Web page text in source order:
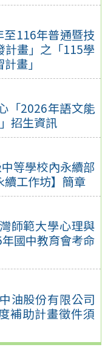
116年普通暨技
計畫」之「115學
畫」
「2026年語文能
招生資訊
等學校內永續部
續工作坊】簡章
師範大學心理與
國中教育會考命
油股份有限公司
補助計畫徵件須